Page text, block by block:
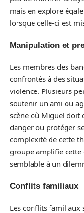
mais en explore
lorsque celle-ci est
Manipulation et
Les membres des
confrontés à des
violence. Plusieurs
soutenir un ami ou
scène où Miguel doit
danger ou protéger
complexité de cette
groupe amplifie cette
semblable à un
Conflits familiaux
Les conflits familiaux